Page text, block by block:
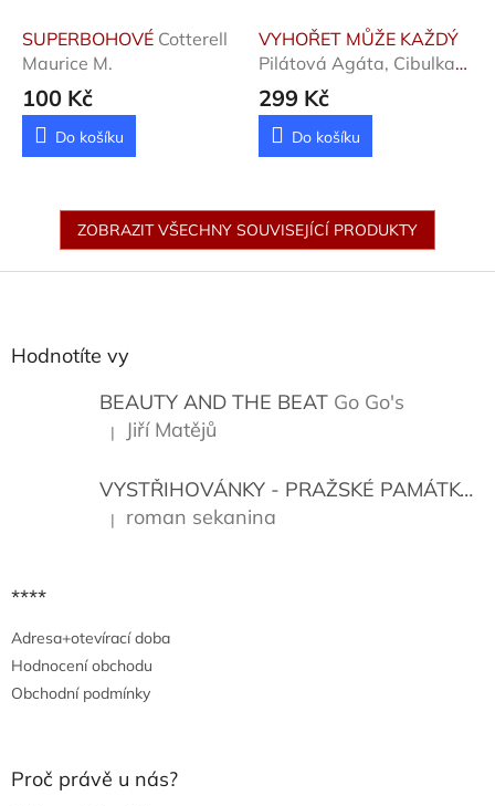
SUPERBOHOVÉ Cotterell
Maurice M.
100 Kč
Do košíku
VYHOŘET MŮŽE KAŽDÝ
Pilátová Agáta, Cibulka
Aleš, Honzák Rad
299 Kč
Do košíku
ZOBRAZIT VŠECHNY SOUVISEJÍCÍ PRODUKTY
Hodnotíte vy
BEAUTY AND THE BEAT Go Go's
Hodnocení produktu je 5 z 5 hvězdiček.
| Jiří Matějů
VYSTŘIHOVÁNKY - PRAŽSKÉ PAMÁTKY
Hodnocení produktu je 5 z 5 hvězdiček.
| roman sekanina
****
Adresa+otevírací doba
Hodnocení obchodu
Obchodní podmínky
Proč právě u nás?